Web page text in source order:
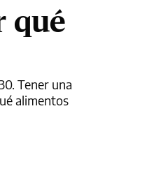
qué
Tener una
alimentos